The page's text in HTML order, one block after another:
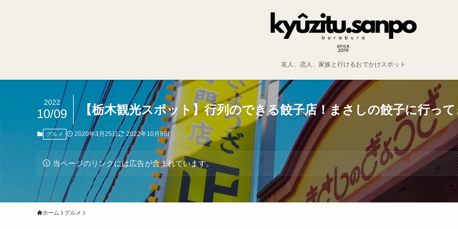
友人、恋人、家族と行けるおでかけスポット
【栃木観光スポット】行列のできる餃子店！まさしの餃子に行っ
2022
10/09
グルメ 2020年3月25日 2022年10月9日
当ページのリンクには広告が含まれています。